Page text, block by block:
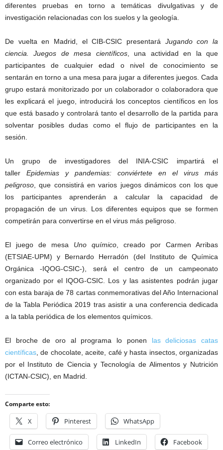
diferentes pruebas en torno a temáticas divulgativas y de
investigación relacionadas con los suelos y la geología.
De vuelta en Madrid, el CIB-CSIC presentará Jugando con la
ciencia. Juegos de mesa científicos, una actividad en la que
participantes de cualquier edad o nivel de conocimiento se
sentarán en torno a una mesa para jugar a diferentes juegos. Cada
grupo estará monitorizado por un colaborador o colaboradora que
les explicará el juego, introducirá los conceptos científicos en los
que está basado y controlará tanto el desarrollo de la partida para
solventar posibles dudas como el flujo de participantes en la
sesión.
Un grupo de investigadores del INIA-CSIC impartirá el
taller Epidemias y pandemias: conviértete en el virus más
peligroso , que consistirá en varios juegos dinámicos con los que
los participantes aprenderán a calcular la capacidad de
propagación de un virus. Los diferentes equipos que se formen
competirán para convertirse en el virus más peligroso.
El juego de mesa Uno químico , creado por Carmen Arribas
(ETSIAE-UPM) y Bernardo Herradón (del Instituto de Química
Orgánica -IQOG-CSIC-), será el centro de un campeonato
organizado por el IQOG-CSIC. Los y las asistentes podrán jugar
con esta baraja de 78 cartas conmemorativas del Año Internacional
de la Tabla Periódica 2019 tras asistir a una conferencia dedicada
a la tabla periódica de los elementos químicos.
El broche de oro al programa lo ponen las deliciosas catas
científicas , de chocolate, aceite, café y hasta insectos, organizadas
por el Instituto de Ciencia y Tecnología de Alimentos y Nutrición
(ICTAN-CSIC), en Madrid.
Comparte esto:
X Pinterest WhatsApp
Correo electrónico LinkedIn Facebook